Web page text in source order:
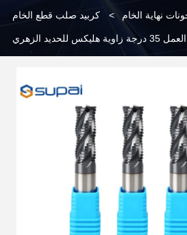
نهاية الخام > كربيد صلب قطع الخام
الزهري